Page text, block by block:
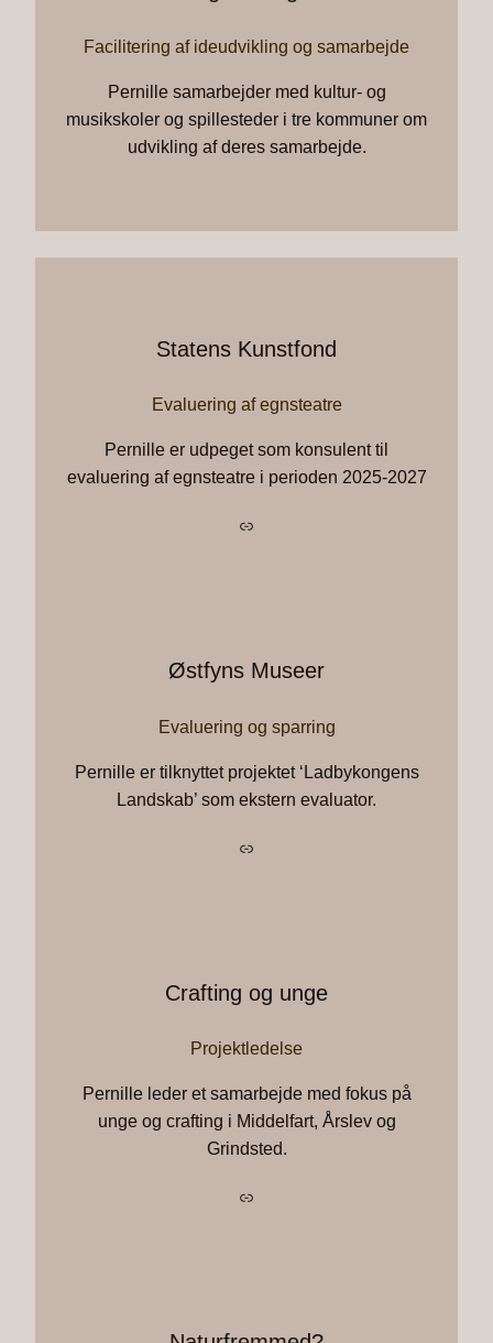
Facilitering af ideudvikling og samarbejde
Pernille samarbejder med kultur- og
musikskoler og spillesteder i tre kommuner om
udvikling af deres samarbejde.
Statens Kunstfond
Evaluering af egnsteatre
Pernille er udpeget som konsulent til
evaluering af egnsteatre i perioden 2025-2027
Link
Østfyns Museer
Evaluering og sparring
Pernille er tilknyttet projektet ‘Ladbykongens
Landskab’ som ekstern evaluator.
Link
Crafting og unge
Projektledelse
Pernille leder et samarbejde med fokus på
unge og crafting i Middelfart, Årslev og
Grindsted.
Link